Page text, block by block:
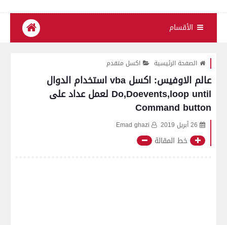
الأقسام
الصفحة الرئيسية اكسل متقدم
عالم الاوفيس: اكسل vba استخدام الدوال
Do,Doevents,loop until لعمل عداد على
Command button
26 أبريل 2019 Emad ghazi
خط المقالة